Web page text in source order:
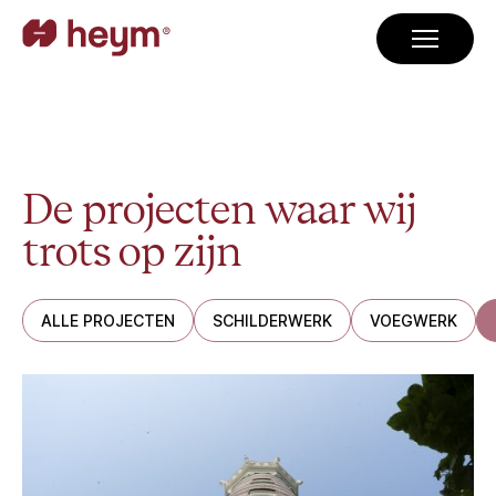
De projecten waar wij
trots op zijn
ALLE PROJECTEN SCHILDERWERK VOEGWERK